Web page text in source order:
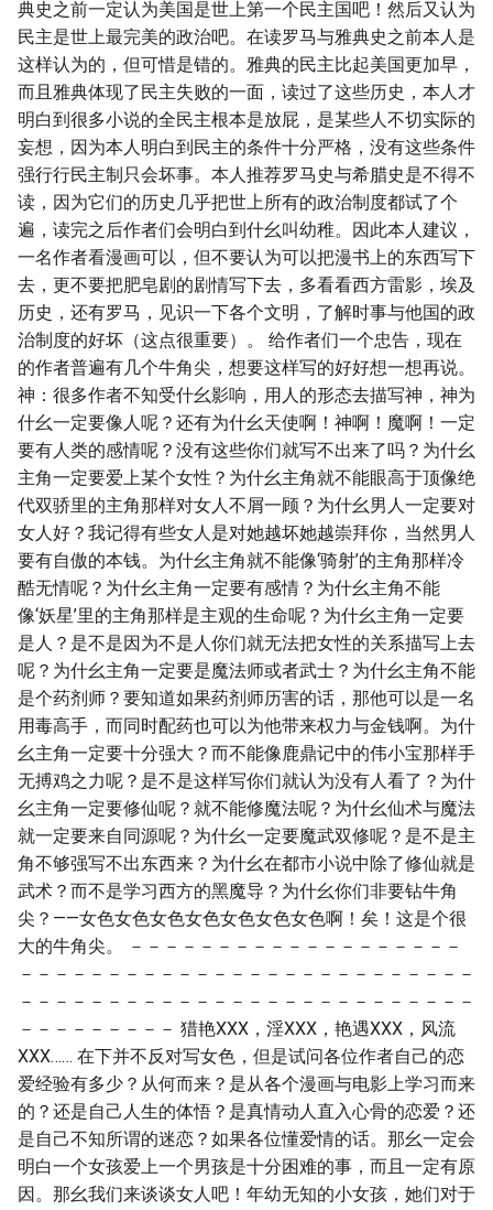
典史之前一定认为美国是世上第一个民主国吧！然后又认为
民主是世上最完美的政治吧。在读罗马与雅典史之前本人是
这样认为的，但可惜是错的。雅典的民主比起美国更加早，
而且雅典体现了民主失败的一面，读过了这些历史，本人才
明白到很多小说的全民主根本是放屁，是某些人不切实际的
妄想，因为本人明白到民主的条件十分严格，没有这些条件
强行行民主制只会坏事。本人推荐罗马史与希腊史是不得不
读，因为它们的历史几乎把世上所有的政治制度都试了个
遍，读完之后作者们会明白到什幺叫幼稚。因此本人建议，
一名作者看漫画可以，但不要认为可以把漫书上的东西写下
去，更不要把肥皂剧的剧情写下去，多看看西方雷影，埃及
历史，还有罗马，见识一下各个文明，了解时事与他国的政
治制度的好坏（这点很重要）。 给作者们一个忠告，现在
的作者普遍有几个牛角尖，想要这样写的好好想一想再说。
神：很多作者不知受什幺影响，用人的形态去描写神，神为
什幺一定要像人呢？还有为什幺天使啊！神啊！魔啊！一定
要有人类的感情呢？没有这些你们就写不出来了吗？为什幺
主角一定要爱上某个女性？为什幺主角就不能眼高于顶像绝
代双骄里的主角那样对女人不屑一顾？为什幺男人一定要对
女人好？我记得有些女人是对她越坏她越崇拜你，当然男人
要有自傲的本钱。为什幺主角就不能像‘骑射’的主角那样冷
酷无情呢？为什幺主角一定要有感情？为什幺主角不能
像‘妖星’里的主角那样是主观的生命呢？为什幺主角一定要
是人？是不是因为不是人你们就无法把女性的关系描写上去
呢？为什幺主角一定要是魔法师或者武士？为什幺主角不能
是个药剂师？要知道如果药剂师历害的话，那他可以是一名
用毒高手，而同时配药也可以为他带来权力与金钱啊。为什
幺主角一定要十分强大？而不能像鹿鼎记中的伟小宝那样手
无搏鸡之力呢？是不是这样写你们就认为没有人看了？为什
幺主角一定要修仙呢？就不能修魔法呢？为什幺仙术与魔法
就一定要来自同源呢？为什幺一定要魔武双修呢？是不是主
角不够强写不出东西来？为什幺在都市小说中除了修仙就是
武术？而不是学习西方的黑魔导？为什幺你们非要钻牛角
尖？——女色女色女色女色女色女色女色啊！矣！这是个很
大的牛角尖。 －－－－－－－－－－－－－－－－－－－
－－－－－－－－－－－－－－－－－－－－－－－－－－
－－－－－－－－－－－－－－－－－－－－－－－－－－
－－－－－－－－－ 猎艳XXX，淫XXX，艳遇XXX，风流
XXX…… 在下并不反对写女色，但是试问各位作者自己的恋
爱经验有多少？从何而来？是从各个漫画与电影上学习而来
的？还是自己人生的体悟？是真情动人直入心骨的恋爱？还
是自己不知所谓的迷恋？如果各位懂爱情的话。那幺一定会
明白一个女孩爱上一个男孩是十分困难的事，而且一定有原
因。那幺我们来谈谈女人吧！年幼无知的小女孩，她们对于